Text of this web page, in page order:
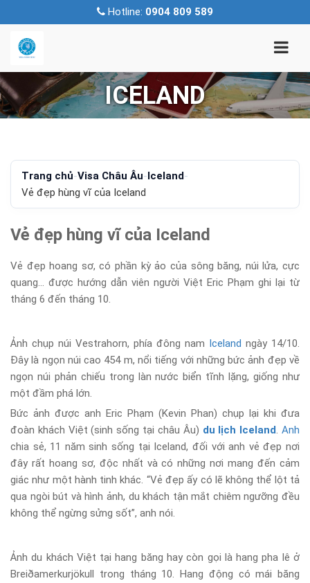
Hotline: 0904 809 589
ICELAND
Trang chủ-Visa Châu Âu- Iceland-
Vẻ đẹp hùng vĩ của Iceland
Vẻ đẹp hùng vĩ của Iceland
Vẻ đẹp hoang sơ, có phần kỳ ảo của sông băng, núi lửa, cực
quang… được hướng dẫn viên người Việt Eric Phạm ghi lại từ
tháng 6 đến tháng 10.
Ảnh chụp núi Vestrahorn, phía đông nam Iceland ngày 14/10.
Đây là ngọn núi cao 454 m, nổi tiếng với những bức ảnh đẹp về
ngọn núi phản chiếu trong làn nước biển tĩnh lặng, giống như
một đầm phá lớn.
Bức ảnh được anh Eric Phạm (Kevin Phan) chụp lại khi đưa
đoàn khách Việt (sinh sống tại châu Âu) du lịch Iceland.Anh
chia sẻ, 11 năm sinh sống tại Iceland, đối với anh vẻ đẹp nơi
đây rất hoang sơ, độc nhất và có những nơi mang đến cảm
giác như một hành tinh khác. “Vẻ đẹp ấy có lẽ không thể lột tả
qua ngòi bút và hình ảnh, du khách tận mắt chiêm ngưỡng đều
không thể ngừng sửng sốt”, anh nói.
Ảnh du khách Việt tại hang băng hay còn gọi là hang pha lê ở
Breiðamerkurjökull trong tháng 10. Hang động có mái băng